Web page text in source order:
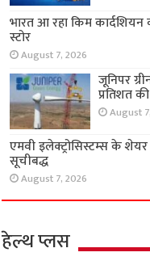
भारत आ रहा किम
स्टोर
August 7, 2026
जूनिपर
प्रतिशत
August
एमवी इलेक्ट्रोसिस्टम्स के
सूचीबद्ध
August 7, 2026
हेल्थ प्लस